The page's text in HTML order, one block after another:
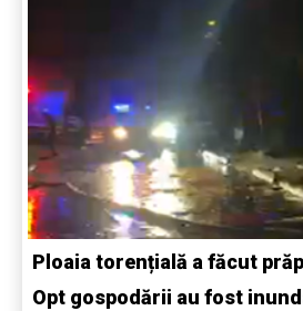
Ploaia torențială a făcut
Opt gospodării au fost